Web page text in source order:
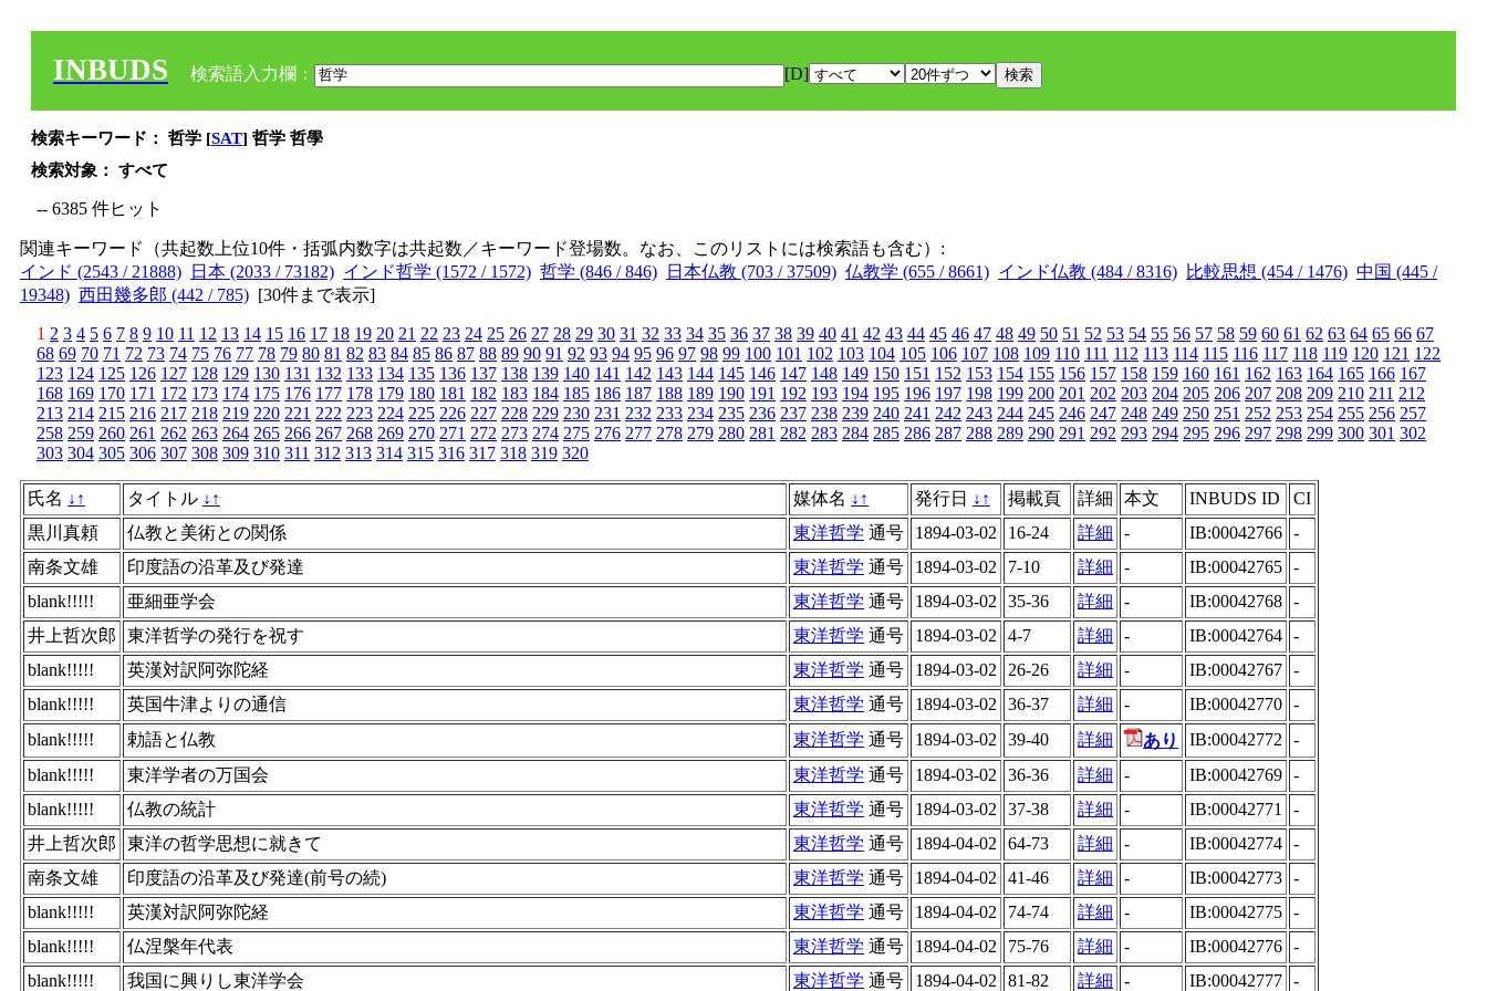
INBUDS 検索語入力欄： [D]
検索キーワード： 哲学 [SAT] 哲学 哲學
検索対象： すべて
-- 6385 件ヒット
関連キーワード（共起数上位10件・括弧内数字は共起数／キーワード登場数。なお、このリストには検索語も含む）:
インド (2543 / 21888)
日本 (2033 / 73182) インド哲学 (1572 / 1572) 哲学 (846 / 846) 日本仏教 (703 / 37509) 仏教学 (655 / 8661) インド仏教 (484 / 8316) 比較思想 (454 / 1476) 中国 (445 /
19348) 西田幾多郎 (442 / 785) [30件まで表示]
1 2 3 4 5 6 7 8 9 10 11 12 13 14 15 16 17 18 19 20 21 22 23 24 25 26 27 28 29 30 31 32 33 34 35 36 37 38 39 40 41 42 43 44 45 46 47 48 49 50 51 52 53 54 55 56 57 58 59 60 61 62 63 64 65 66 67
68 69 70 71 72 73 74 75 76 77 78 79 80 81 82 83 84 85 86 87 88 89 90 91 92 93 94 95 96 97 98 99 100 101 102 103 104 105 106 107 108 109 110 111 112 113 114 115 116 117 118 119 120 121 122
123 124 125 126 127 128 129 130 131 132 133 134 135 136 137 138 139 140 141 142 143 144 145 146 147 148 149 150 151 152 153 154 155 156 157 158 159 160 161 162 163 164 165 166 167
168 169 170 171 172 173 174 175 176 177 178 179 180 181 182 183 184 185 186 187 188 189 190 191 192 193 194 195 196 197 198 199 200 201 202 203 204 205 206 207 208 209 210 211 212
213 214 215 216 217 218 219 220 221 222 223 224 225 226 227 228 229 230 231 232 233 234 235 236 237 238 239 240 241 242 243 244 245 246 247 248 249 250 251 252 253 254 255 256 257
258 259 260 261 262 263 264 265 266 267 268 269 270 271 272 273 274 275 276 277 278 279 280 281 282 283 284 285 286 287 288 289 290 291 292 293 294 295 296 297 298 299 300 301 302
303 304 305 306 307 308 309 310 311 312 313 314 315 316 317 318 319 320
氏名 ↓ ↑ タイトル ↓ ↑ 媒体名 ↓ ↑ 発行日 ↓ ↑ 掲載頁 詳細 本文 INBUDS ID
CI
黒川真頼
仏教と美術との関係 東洋哲学 通号 1894-03-02 16-24 詳細 - IB:00042766 -
南条文雄
印度語の沿革及び発達 東洋哲学 通号 1894-03-02 7-10 詳細 - IB:00042765 -
blank!!!!!
亜細亜学会 東洋哲学 通号 1894-03-02 35-36 詳細 - IB:00042768 -
井上哲次郎
東洋哲学の発行を祝す 東洋哲学 通号 1894-03-02 4-7 詳細 - IB:00042764 -
blank!!!!!
英漢対訳阿弥陀経 東洋哲学 通号 1894-03-02 26-26 詳細 - IB:00042767 -
blank!!!!!
英国牛津よりの通信 東洋哲学 通号 1894-03-02 36-37 詳細 - IB:00042770 -
blank!!!!!
勅語と仏教 東洋哲学 通号 1894-03-02 39-40 詳細 あり IB:00042772
-
blank!!!!!
東洋学者の万国会 東洋哲学 通号 1894-03-02 36-36 詳細 - IB:00042769 -
blank!!!!!
仏教の統計 東洋哲学 通号 1894-03-02 37-38 詳細 - IB:00042771
-
井上哲次郎
東洋の哲学思想に就きて 東洋哲学 通号 1894-04-02 64-73 詳細 - IB:00042774 -
南条文雄
印度語の沿革及び発達(前号の続) 東洋哲学 通号 1894-04-02 41-46 詳細 - IB:00042773 -
blank!!!!!
英漢対訳阿弥陀経 東洋哲学 通号 1894-04-02 74-74 詳細 - IB:00042775 -
blank!!!!!
仏涅槃年代表 東洋哲学 通号 1894-04-02 75-76 詳細 - IB:00042776 -
blank!!!!!
我国に興りし東洋学会 東洋哲学 通号 1894-04-02 81-82 詳細 - IB:00042777 -